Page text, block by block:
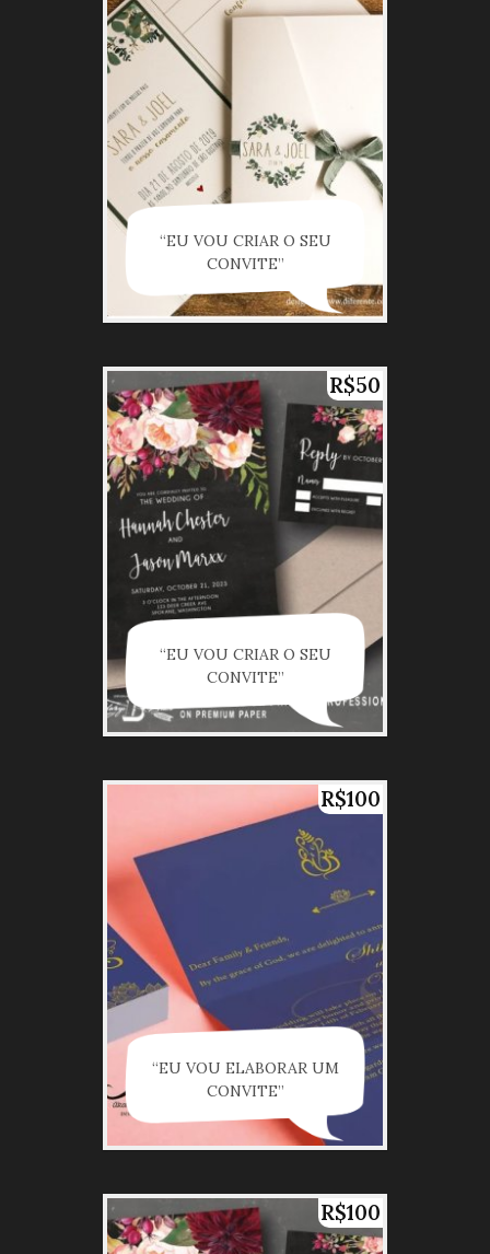
“EU VOU CRIAR O SEU
CONVITE”
R$50
“EU VOU CRIAR O SEU
CONVITE”
R$100
“EU VOU ELABORAR UM
CONVITE”
R$100